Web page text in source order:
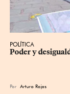
POLÍTICA
Poder y
Por Arturo Rojas